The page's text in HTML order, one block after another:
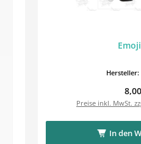
Hersteller:
Preise inkl. MwSt.
In den